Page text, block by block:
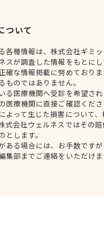
ついて
各種情報は、株式会社ギミ
スが調査した情報をもとにし
確な情報掲載に努めており
ものではありません。
る医療機関へ受診を希望さ
医療機関に直接ご確認くださ
よって生じた損害について
式会社ウェルネスではその
とします。
ある場合には、お手数です
集部までご連絡をいただけ